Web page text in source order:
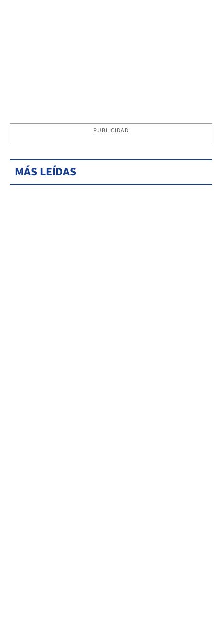
PUBLICIDAD
MÁS LEÍDAS